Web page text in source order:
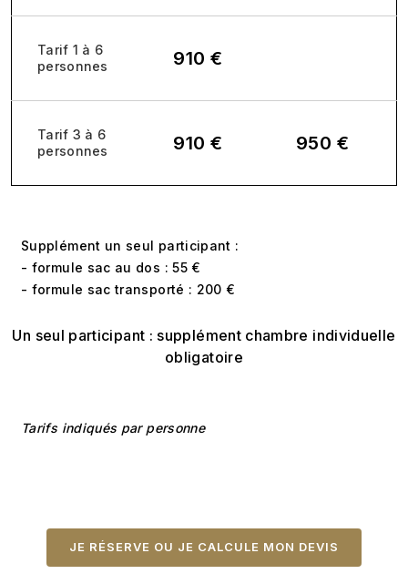
Tarif 1 à 6
personnes
910 €
Tarif 3 à 6
personnes
910 € 950 €
Supplément un seul participant :
- formule sac au dos : 55 €
- formule sac transporté : 200 €
Un seul participant : supplément chambre individuelle
obligatoire
Tarifs indiqués par personne
JE RÉSERVE OU JE CALCULE MON DEVIS